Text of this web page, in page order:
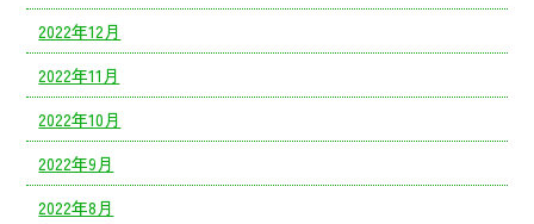
2022年12月
2022年11月
2022年10月
2022年9月
2022年8月